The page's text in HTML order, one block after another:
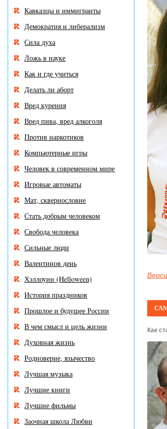
Как
Кавказцы и иммигранты
Демократия и либерализм
Сила духа
Ложь в науке
Как и где учиться
Делать ли аборт
Вред курения
Вред пива, вред алкоголя
Против наркотиков
Компьютерные игры
Человек в современном мире
Игровые автоматы
Мат, сквернословие
Стать добрым человеком
Свобода человека
Сильные люди
Валентинов день
Хэллоуин (Helloween)
История праздников
Прошлое и будущее России
В чем смысл и цель жизни
Духовная жизнь
Родноверие, язычество
Лучшая музыка
Лучшие книги
Лучшие фильмы
Заочная школа Любви